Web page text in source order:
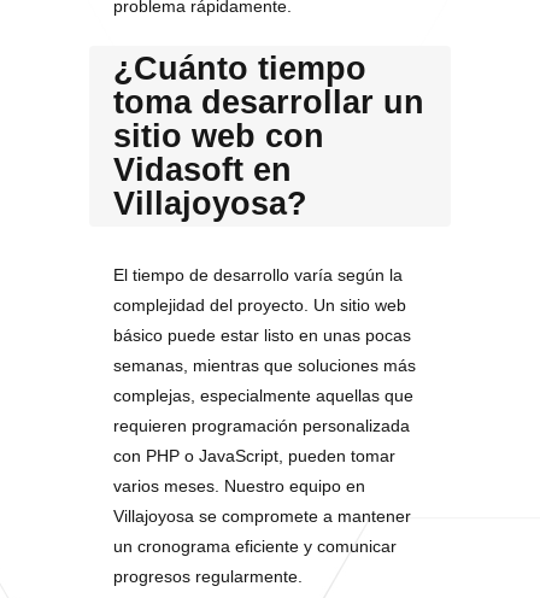
problema rápidamente.
¿Cuánto tiempo
toma desarrollar un
sitio web con
Vidasoft en
Villajoyosa?
El tiempo de desarrollo varía según la
complejidad del proyecto. Un sitio web
básico puede estar listo en unas pocas
semanas, mientras que soluciones más
complejas, especialmente aquellas que
requieren programación personalizada
con PHP o JavaScript, pueden tomar
varios meses. Nuestro equipo en
Villajoyosa se compromete a mantener
un cronograma eficiente y comunicar
progresos regularmente.